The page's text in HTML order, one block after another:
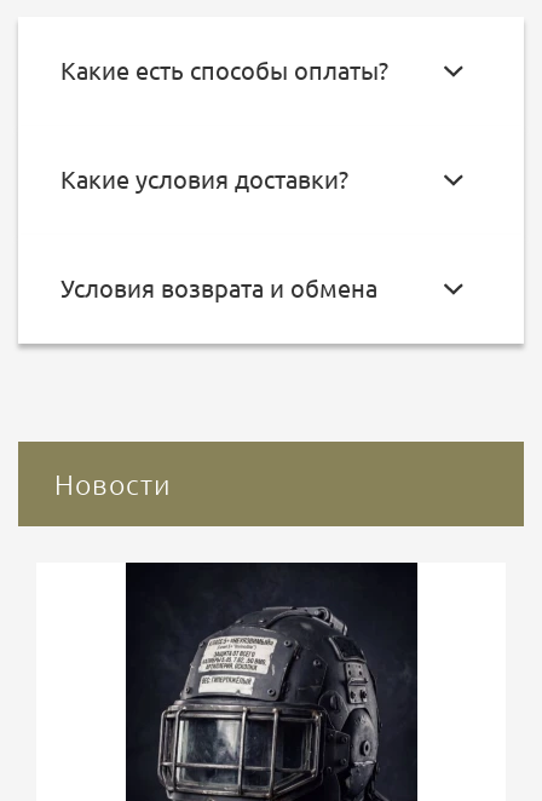
Какие есть способы оплаты?
Какие условия доставки?
Условия возврата и обмена
Новости